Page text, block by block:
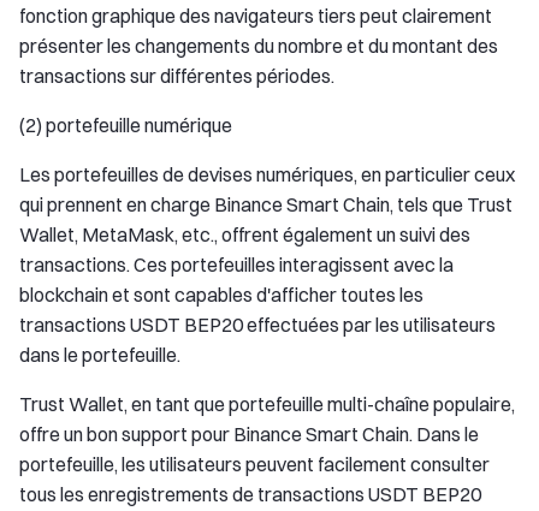
fonction graphique des navigateurs tiers peut clairement
présenter les changements du nombre et du montant des
transactions sur différentes périodes.
(2) portefeuille numérique
Les portefeuilles de devises numériques, en particulier ceux
qui prennent en charge Binance Smart Chain, tels que Trust
Wallet, MetaMask, etc., offrent également un suivi des
transactions. Ces portefeuilles interagissent avec la
blockchain et sont capables d'afficher toutes les
transactions USDT BEP20 effectuées par les utilisateurs
dans le portefeuille.
Trust Wallet, en tant que portefeuille multi-chaîne populaire,
offre un bon support pour Binance Smart Chain. Dans le
portefeuille, les utilisateurs peuvent facilement consulter
tous les enregistrements de transactions USDT BEP20